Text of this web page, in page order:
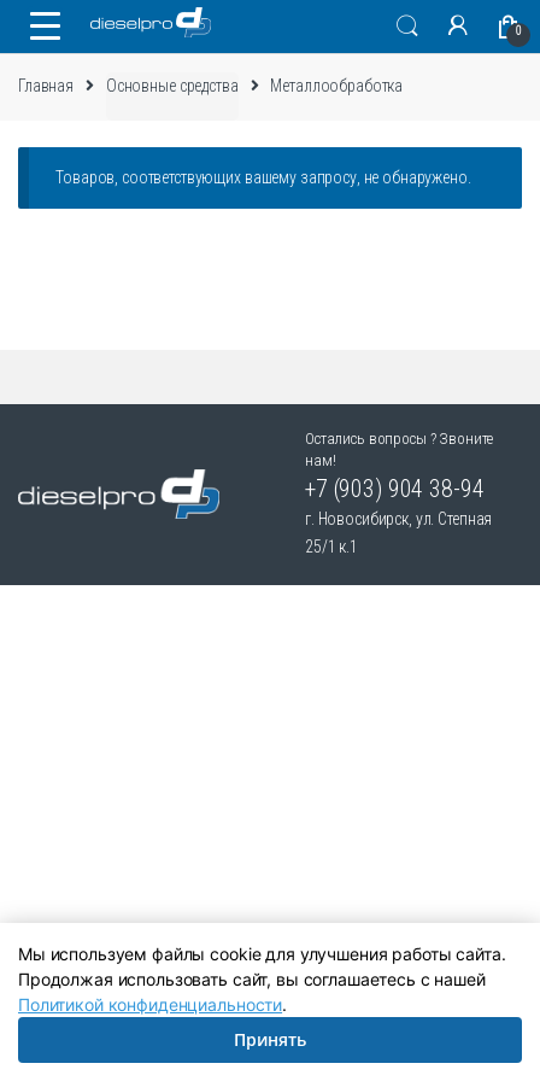
0
Главная Основные средства Металлообработка
Товаров, соответствующих вашему запросу, не обнаружено.
Остались вопросы ? Звоните
нам!
+7 (903) 904 38-94
г. Новосибирск, ул. Степная
25/1 к.1
Мы используем файлы cookie для улучшения работы сайта.
Продолжая использовать сайт, вы соглашаетесь с нашей
Политикой конфиденциальности.
Принять
Написать в Telegram:+79039043894